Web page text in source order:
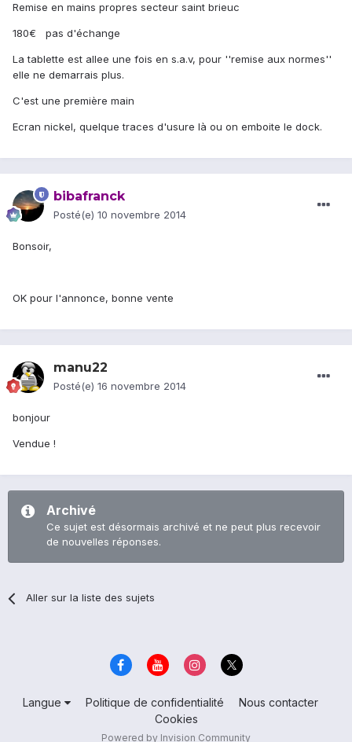
Remise en mains propres secteur saint brieuc
180€ pas d'échange
La tablette est allee une fois en s.a.v, pour ''remise aux normes''
elle ne demarrais plus.
C'est une première main
Ecran nickel, quelque traces d'usure là ou on emboite le dock.
bibafranck
Posté(e) 10 novembre 2014
Bonsoir,
OK pour l'annonce, bonne vente
manu22
Posté(e) 16 novembre 2014
bonjour
Vendue !
Archivé
Ce sujet est désormais archivé et ne peut plus recevoir
de nouvelles réponses.
Aller sur la liste des sujets
Langue Politique de confidentialité
Nous contacter
Cookies
Powered by Invision Community